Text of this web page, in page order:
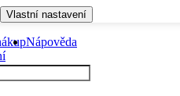
Vlastní nastavení
Nápověda